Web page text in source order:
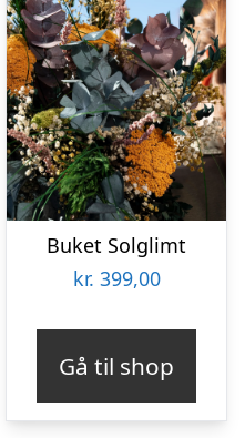
Buket Solglimt
kr. 399,00
Gå til shop